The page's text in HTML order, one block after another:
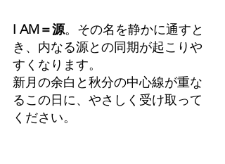
I AM＝源。その名を静かに通すと
き、内なる源との同期が起こりや
すくなります。
新月の余白と秋分の中心線が重な
るこの日に、やさしく受け取って
ください。